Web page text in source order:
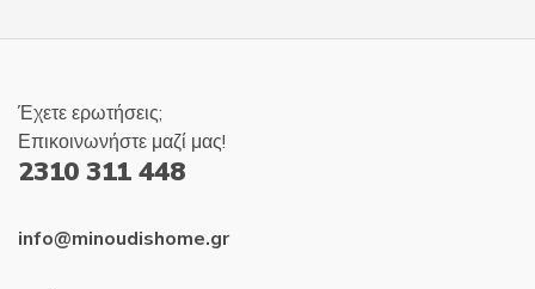
Έχετε ερωτήσεις;
Επικοινωνήστε μαζί μας!
2310 311 448
info@minoudishome.gr